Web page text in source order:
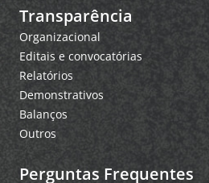
Transparência
Organizacional
Editais e convocatórias
Relatórios
Demonstrativos
Balanços
Outros
Perguntas Frequentes